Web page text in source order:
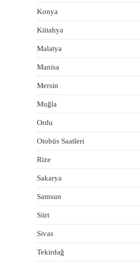
Konya
Kütahya
Malatya
Manisa
Mersin
Muğla
Ordu
Otobüs Saatleri
Rize
Sakarya
Samsun
Siirt
Sivas
Tekirdağ